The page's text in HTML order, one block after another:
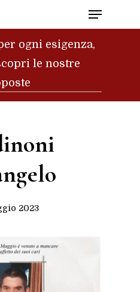
Menu
ogni esigenza,
le nostre
2023